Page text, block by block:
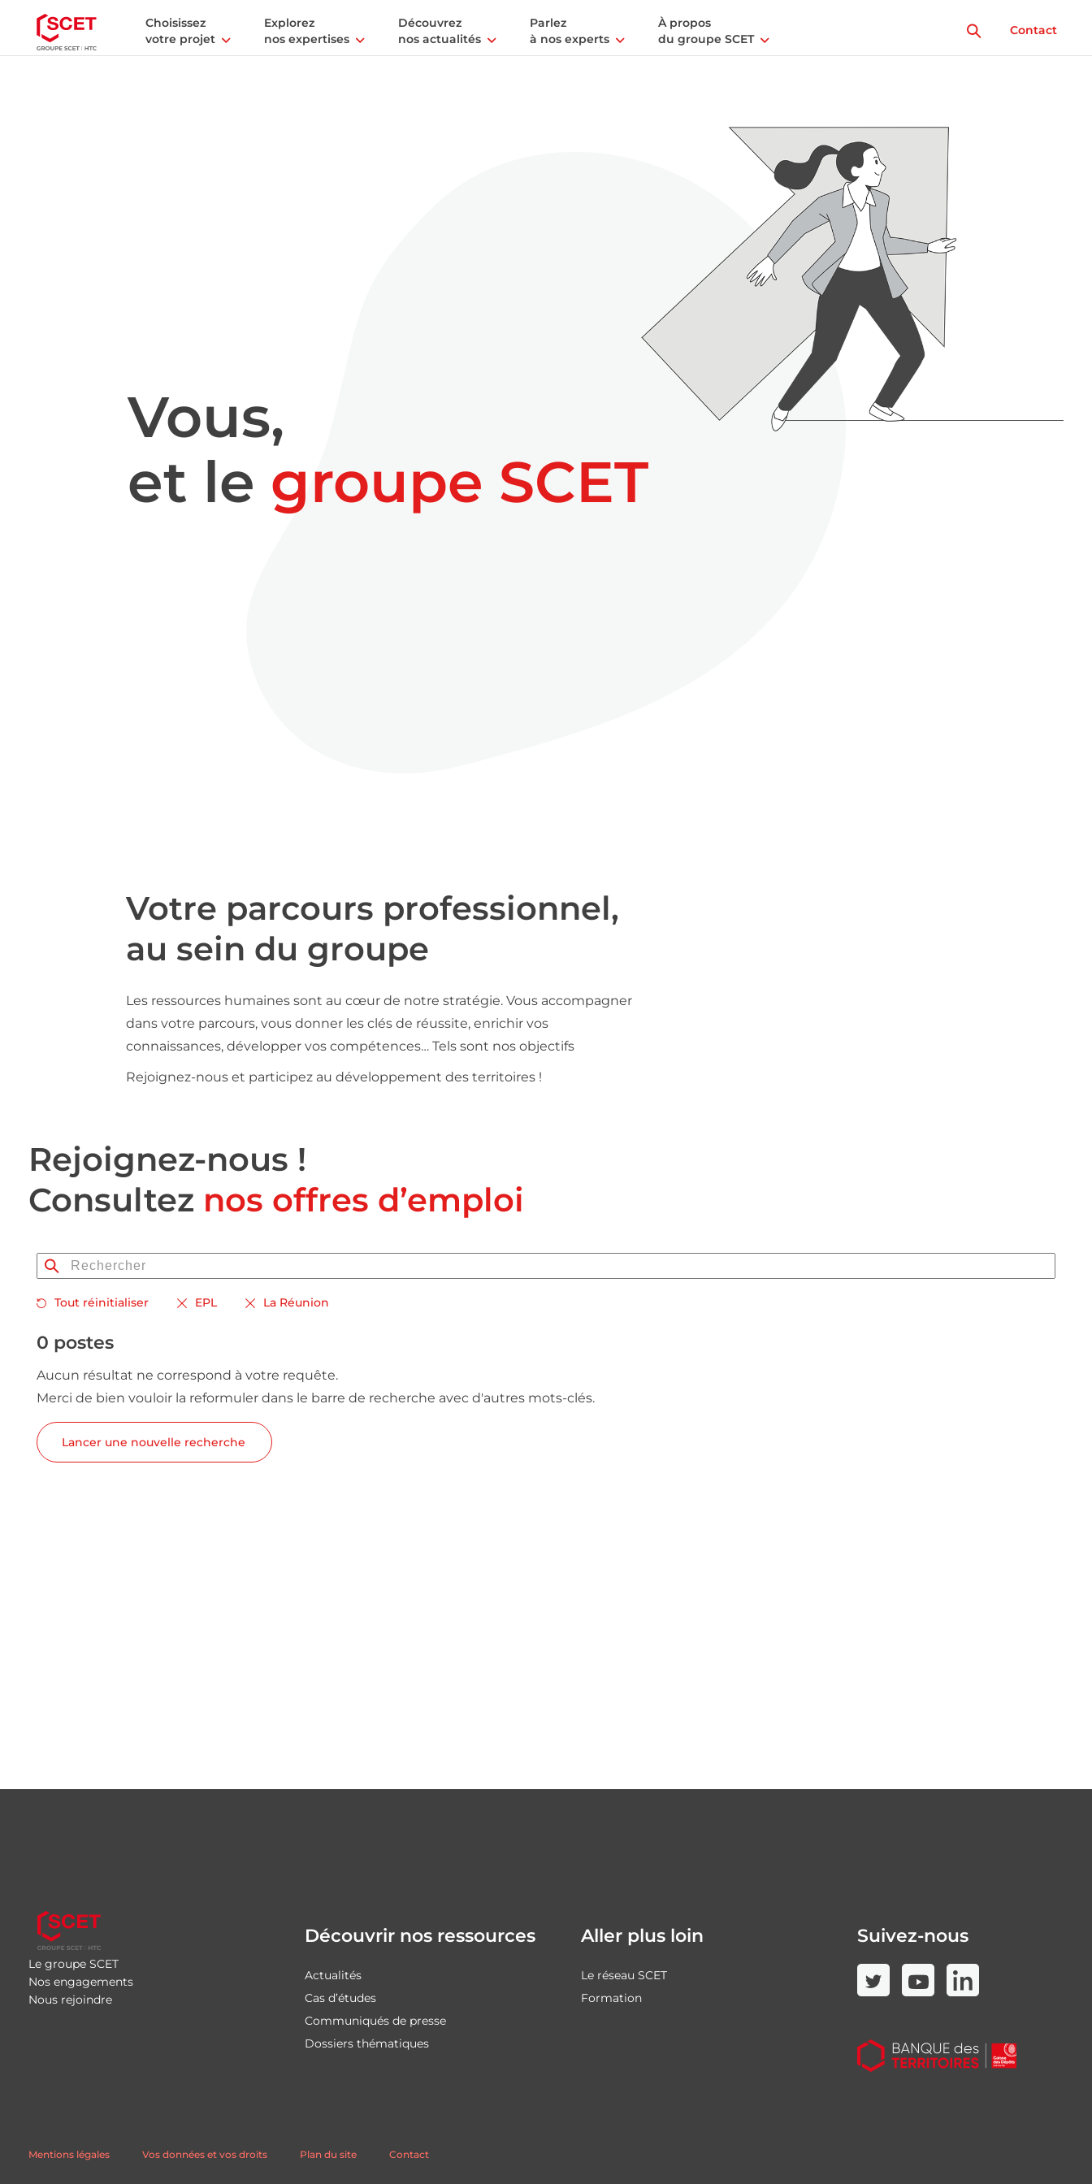
Choisissez
votre projet
Explorez
nos expertises
Découvrez
nos actualités
Parlez
à nos experts
À propos
du groupe SCET
Contact
Vous,
et le groupe SCET
Votre parcours professionnel,
au sein du groupe
Les ressources humaines sont au cœur de notre stratégie. Vous accompagner
dans votre parcours, vous donner les clés de réussite, enrichir vos
connaissances, développer vos compétences… Tels sont nos objectifs
Rejoignez-nous et participez au développement des territoires !
Rejoignez-nous !
Consultez nos offres d’emploi
Tout réinitialiser EPL La Réunion
0 postes
Aucun résultat ne correspond à votre requête.
Merci de bien vouloir la reformuler dans le barre de recherche avec d'autres mots-clés.
Lancer une nouvelle recherche
Le groupe SCET
Nos engagements
Nous rejoindre
Découvrir nos ressources
Actualités
Cas d’études
Communiqués de presse
Dossiers thématiques
Aller plus loin
Le réseau SCET
Formation
Suivez-nous
Mentions légales Vos données et vos droits Plan du site Contact